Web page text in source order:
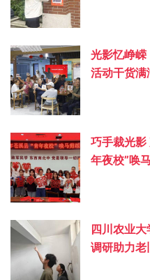
光影忆峥嵘
活动干货满
巧手裁光
年夜校”唤
四川农业
调研助力老